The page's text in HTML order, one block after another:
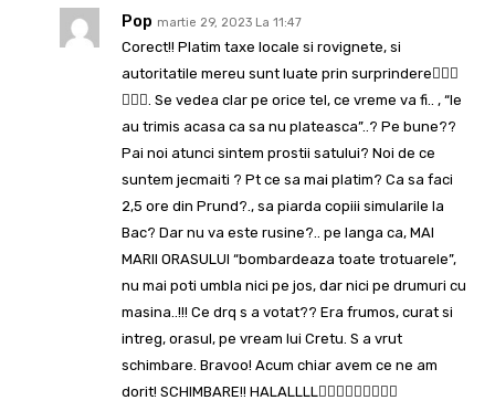
Pop martie 29, 2023 La 11:47
Corect!! Platim taxe locale si rovignete, si
autoritatile mereu sunt luate prin surprindere🤦🏽‍♀️
🤦🏽‍♀️. Se vedea clar pe orice tel, ce vreme va fi.. , “le
au trimis acasa ca sa nu plateasca”..? Pe bune??
Pai noi atunci sintem prostii satului? Noi de ce
suntem jecmaiti ? Pt ce sa mai platim? Ca sa faci
2,5 ore din Prund?., sa piarda copiii simularile la
Bac? Dar nu va este rusine?.. pe langa ca, MAI
MARII ORASULUI “bombardeaza toate trotuarele”,
nu mai poti umbla nici pe jos, dar nici pe drumuri cu
masina..!!! Ce drq s a votat?? Era frumos, curat si
intreg, orasul, pe vream lui Cretu. S a vrut
schimbare. Bravoo! Acum chiar avem ce ne am
dorit! SCHIMBARE!! HALALLLL🤦🏽‍♀️🤦🏽‍♀️🤦🏽‍♀️